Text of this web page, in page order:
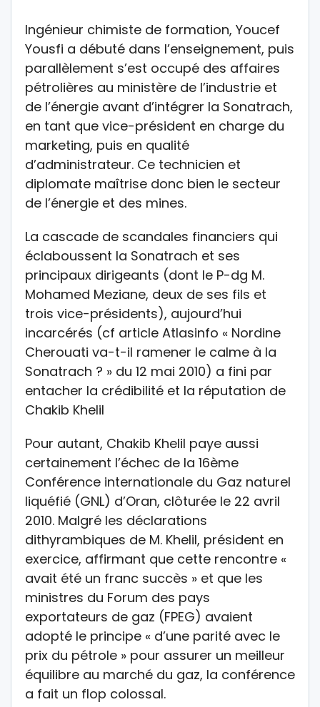
Ingénieur chimiste de formation, Youcef
Yousfi a débuté dans l’enseignement, puis
parallèlement s’est occupé des affaires
pétrolières au ministère de l’industrie et
de l’énergie avant d’intégrer la Sonatrach,
en tant que vice-président en charge du
marketing, puis en qualité
d’administrateur. Ce technicien et
diplomate maîtrise donc bien le secteur
de l’énergie et des mines.
La cascade de scandales financiers qui
éclaboussent la Sonatrach et ses
principaux dirigeants (dont le P-dg M.
Mohamed Meziane, deux de ses fils et
trois vice-présidents), aujourd’hui
incarcérés (cf article Atlasinfo « Nordine
Cherouati va-t-il ramener le calme à la
Sonatrach ? » du 12 mai 2010) a fini par
entacher la crédibilité et la réputation de
Chakib Khelil
Pour autant, Chakib Khelil paye aussi
certainement l’échec de la 16ème
Conférence internationale du Gaz naturel
liquéfié (GNL) d’Oran, clôturée le 22 avril
2010. Malgré les déclarations
dithyrambiques de M. Khelil, président en
exercice, affirmant que cette rencontre «
avait été un franc succès » et que les
ministres du Forum des pays
exportateurs de gaz (FPEG) avaient
adopté le principe « d’une parité avec le
prix du pétrole » pour assurer un meilleur
équilibre au marché du gaz, la conférence
a fait un flop colossal.